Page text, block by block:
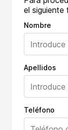
el siguiente
Nombre
Apellidos
Teléfono